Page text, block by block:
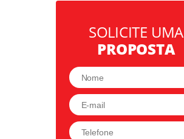
SOLICITE UMA
PROPOSTA